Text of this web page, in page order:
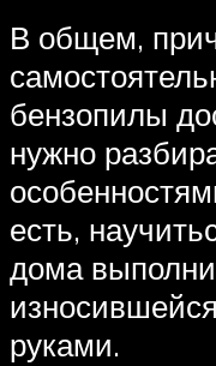
В общем,
бензопилы
нужно
есть,
дома
руками.